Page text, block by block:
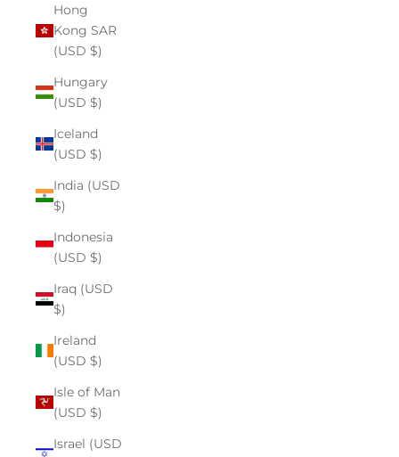
Hong
Kong SAR
(USD $)
Hungary
(USD $)
Iceland
(USD $)
India (USD
$)
Indonesia
(USD $)
Iraq (USD
$)
Ireland
(USD $)
Isle of Man
(USD $)
Israel (USD